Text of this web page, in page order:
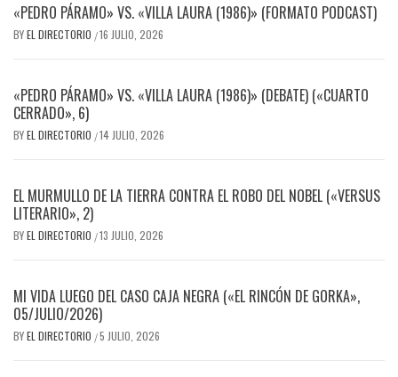
«PEDRO PÁRAMO» VS. «VILLA LAURA (1986)» (FORMATO PODCAST)
BYEL DIRECTORIO /16 JULIO, 2026
«PEDRO PÁRAMO» VS. «VILLA LAURA (1986)» (DEBATE) («CUARTO
CERRADO», 6)
BYEL DIRECTORIO /14 JULIO, 2026
EL MURMULLO DE LA TIERRA CONTRA EL ROBO DEL NOBEL («VERSUS
LITERARIO», 2)
BYEL DIRECTORIO /13 JULIO, 2026
MI VIDA LUEGO DEL CASO CAJA NEGRA («EL RINCÓN DE GORKA»,
05/JULIO/2026)
BYEL DIRECTORIO /5 JULIO, 2026